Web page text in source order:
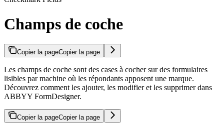
Champs de coche
Copier la pageCopier la page
Les champs de coche sont des cases à cocher sur des formulaires
lisibles par machine où les répondants apposent une marque.
Découvrez comment les ajouter, les modifier et les supprimer dans
ABBYY FormDesigner.
Copier la pageCopier la page